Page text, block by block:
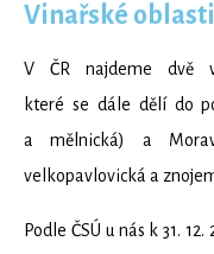
Vinařské oblasti
V ČR najdeme dvě
které se dále dělí do
a mělnická) a
velkopavlovická a
Podle ČSÚ u nás k 31.